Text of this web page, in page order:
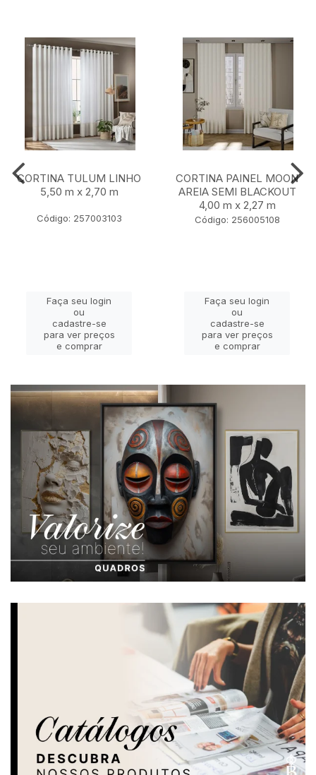
CORTINA TULUM LINHO
5,50 m x 2,70 m
Código: 257003103
Faça seu login
ou
cadastre-se
para ver preços
e comprar
CORTINA PAINEL MOON
AREIA SEMI BLACKOUT
4,00 m x 2,27 m
Código: 256005108
Faça seu login
ou
cadastre-se
para ver preços
e comprar